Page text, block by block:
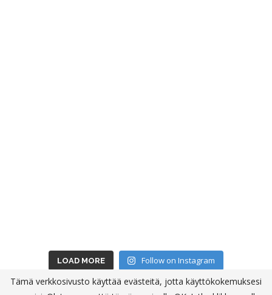
LOAD MORE Follow on Instagram
Tämä verkkosivusto käyttää evästeitä, jotta käyttökokemuksesi